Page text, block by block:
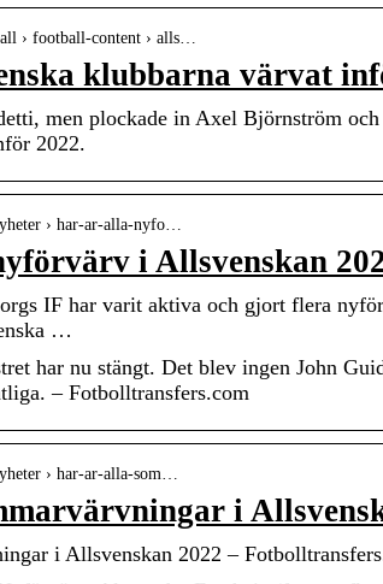
› football-content › alls…
klubbarna värvat
men plockade in Axel Björnström
2022.
› har-ar-alla-nyfo…
i Allsvenskan
IF har varit aktiva och gjort flera
…
har nu stängt. Det blev ingen John
– Fotbolltransfers.com
› har-ar-alla-som…
i
i Allsvenskan 2022 –